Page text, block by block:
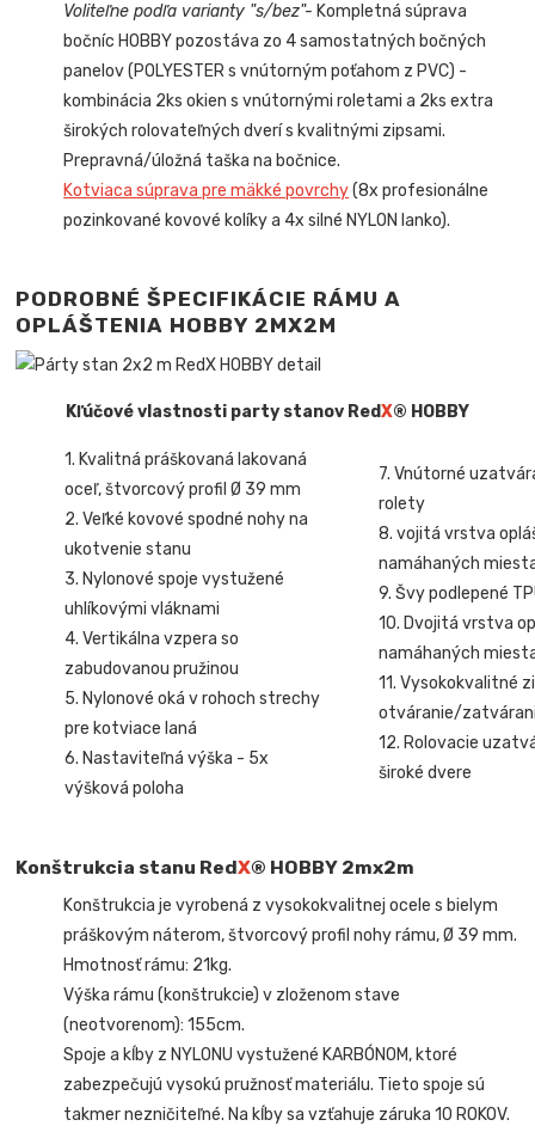
Voliteľne podľa varianty "s/bez"- Kompletná súprava
bočníc HOBBY pozostáva zo 4 samostatných bočných
panelov (POLYESTER s vnútorným poťahom z PVC) -
kombinácia 2ks okien s vnútornými roletami a 2ks extra
širokých rolovateľných dverí s kvalitnými zipsami.
Prepravná/úložná taška na bočnice.
Kotviaca súprava pre mäkké povrchy(8x profesionálne
pozinkované kovové kolíky a 4x silné NYLON lanko).
PODROBNÉ ŠPECIFIKÁCIE RÁMU A
OPLÁŠTENIA HOBBY 2MX2M
Kľúčové vlastnosti party stanov RedX® HOBBY
1. Kvalitná práškovaná lakovaná
oceľ, štvorcový profil Ø 39 mm
2. Veľké kovové spodné nohy na
ukotvenie stanu
3. Nylonové spoje vystužené
uhlíkovými vláknami
4. Vertikálna vzpera so
zabudovanou pružinou
5. Nylonové oká v rohoch strechy
pre kotviace laná
6. Nastaviteľná výška - 5x
výšková poloha
7. Vnútorné
rolety
8. vojitá vrstva
namáhaných
9. Švy podlepené
10. Dvojitá vrstva
namáhaných
11. Vysokokvalitné
otváranie/
12. Rolovacie
široké dvere
Konštrukcia stanu RedX® HOBBY 2mx2m
Konštrukcia je vyrobená z vysokokvalitnej ocele s bielym
práškovým náterom, štvorcový profil nohy rámu, Ø 39 mm.
Hmotnosť rámu: 21kg.
Výška rámu (konštrukcie) v zloženom stave
(neotvorenom): 155cm.
Spoje a kĺby z NYLONU vystužené KARBÓNOM, ktoré
zabezpečujú vysokú pružnosť materiálu. Tieto spoje sú
takmer nezničiteľné. Na kĺby sa vzťahuje záruka 10 ROKOV.